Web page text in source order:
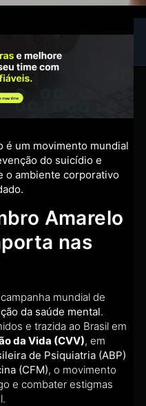
é um movimento mundial
do suicídio e
o ambiente corporativo
Amarelo
nas
mundial de
da saúde mental.
e trazida ao Brasil em
da Vida (CVV), em
de Psiquiatria (ABP)
(CFM), o movimento
e combater estigmas